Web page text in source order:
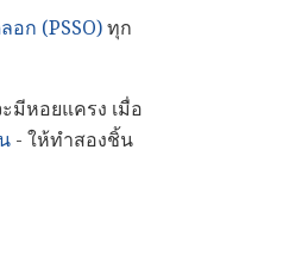
อก (PSSO) ทุก
มีหอยแครง เมื่อ
- ให้ทำสองชิ้น